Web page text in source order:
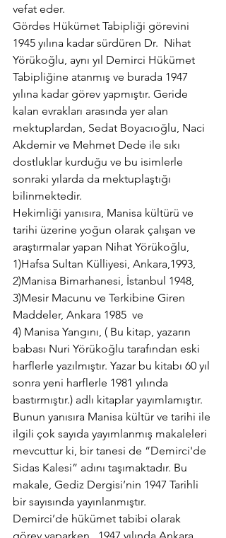
vefat eder.
Gördes Hükümet Tabipliği görevini
1945 yılına kadar sürdüren Dr.  Nihat
Yörükoğlu, aynı yıl Demirci Hükümet
Tabipliğine atanmış ve burada 1947
yılına kadar görev yapmıştır. Geride
kalan evrakları arasında yer alan
mektuplardan, Sedat Boyacıoğlu, Naci
Akdemir ve Mehmet Dede ile sıkı
dostluklar kurduğu ve bu isimlerle
sonraki yılarda da mektuplaştığı
bilinmektedir.
Hekimliği yanısıra, Manisa kültürü ve
tarihi üzerine yoğun olarak çalışan ve
araştırmalar yapan Nihat Yörükoğlu,
1)Hafsa Sultan Külliyesi, Ankara,1993,
2)Manisa Bimarhanesi, İstanbul 1948,
3)Mesir Macunu ve Terkibine Giren
Maddeler, Ankara 1985  ve
4) Manisa Yangını, ( Bu kitap, yazarın
babası Nuri Yörükoğlu tarafından eski
harflerle yazılmıştır. Yazar bu kitabı 60 yıl
sonra yeni harflerle 1981 yılında
bastırmıştır.) adlı kitaplar yayımlamıştır.
Bunun yanısıra Manisa kültür ve tarihi ile
ilgili çok sayıda yayımlanmış makaleleri
mevcuttur ki, bir tanesi de “Demirci'de
Sidas Kalesi” adını taşımaktadır. Bu
makale, Gediz Dergisi’nin 1947 Tarihli
bir sayısında yayınlanmıştır.
Demirci’de hükümet tabibi olarak